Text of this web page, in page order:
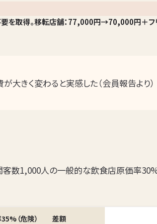
を取得。移転店舗：77,000円→70,000円＋フ
きく変わると実感した（会員報告より）
客数1,000人の一般的な飲食店原価率
（危険） 差額